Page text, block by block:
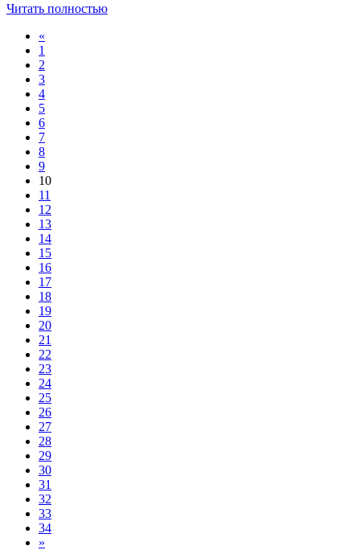
Читать полностью
«
1
2
3
4
5
6
7
8
9
10
11
12
13
14
15
16
17
18
19
20
21
22
23
24
25
26
27
28
29
30
31
32
33
34
»